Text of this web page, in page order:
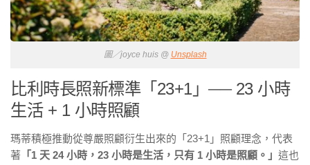
圖／joyce huis @ Unsplash
比利時長照新標準「23+1」 ── 23 小時
生活 + 1 小時照顧
瑪蒂積極推動從尊嚴照顧衍生出來的「23+1」照顧理念，代表
著 「1 天 24 小時，23 小時是生活，只有 1 小時是照顧。」 這也